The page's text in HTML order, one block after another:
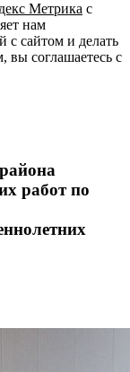
Метрика с
нам
с сайтом и делать
вы соглашаетесь с
работ по